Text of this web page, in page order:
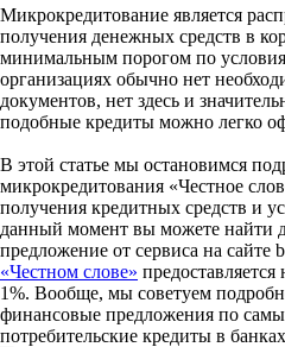
Микрокредитование является
получения денежных средств в
минимальным порогом по
организациях обычно нет
документов, нет здесь и
подобные кредиты можно легко
В этой статье мы остановимся
микрокредитования «Честное
получения кредитных средств и
данный момент вы можете найти
предложение от сервиса на сайте
«Честном слове»
1%. Вообще, мы советуем
финансовые предложения по
потребительские кредиты в